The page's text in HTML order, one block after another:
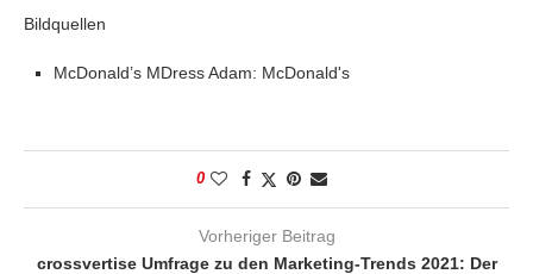
Bildquellen
McDonald’s MDress Adam: McDonald's
0
Vorheriger Beitrag
crossvertise Umfrage zu den Marketing-Trends 2021: Der